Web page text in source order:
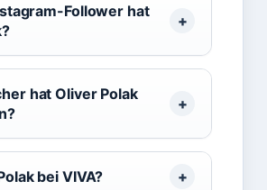
Follower hat
hat Oliver Polak
bei VIVA?